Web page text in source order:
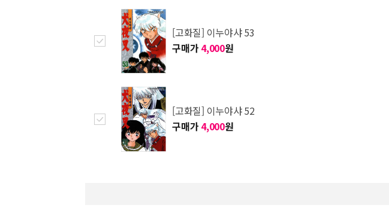
[고화질] 이누야샤 53
구매가 4,000원
[고화질] 이누야샤 52
구매가 4,000원